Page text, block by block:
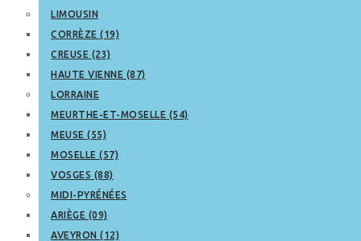
LIMOUSIN
CORRÈZE (19)
CREUSE (23)
HAUTE VIENNE (87)
LORRAINE
MEURTHE-ET-MOSELLE (54)
MEUSE (55)
MOSELLE (57)
VOSGES (88)
MIDI-PYRÉNÉES
ARIÈGE (09)
AVEYRON (12)